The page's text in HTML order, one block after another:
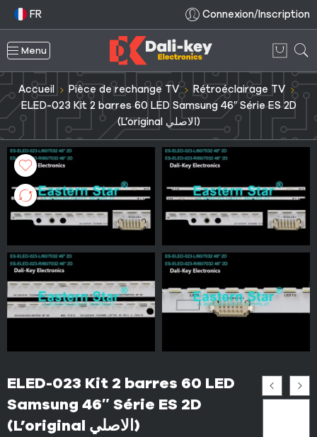
FR Connexion/Inscription
Menu
Accueil Pièce de rechange TV
Rétroéclairage TV
ELED-023 Kit 2 barres 60 LED Samsung 46″ Série ES 2D
(L’original الاصلي)
ELED-023 Kit 2 barres 60 LED
Samsung 46″ Série ES 2D
(L’original الاصلي)